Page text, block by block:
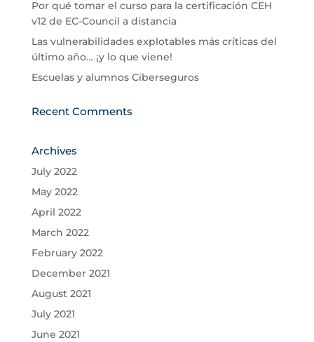
Por qué tomar el curso para la certificación CEH
v12 de EC-Council a distancia
Las vulnerabilidades explotables más críticas del
último año… ¡y lo que viene!
Escuelas y alumnos Ciberseguros
Recent Comments
Archives
July 2022
May 2022
April 2022
March 2022
February 2022
December 2021
August 2021
July 2021
June 2021